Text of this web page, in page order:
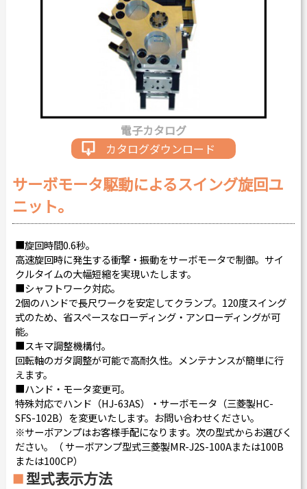
電子カタログ
カタログダウンロード
サーボモータ駆動によるスイング旋回ユ
ニット。
■旋回時間0.6秒。
高速旋回時に発生する衝撃・振動をサーボモータで制御。サイ
クルタイムの大幅短縮を実現いたします。
■シャフトワーク対応。
2個のハンドで長尺ワークを安定してクランプ。120度スイング
式のため、省スペースなローディング・アンローディングが可
能。
■スキマ調整機構付。
回転軸のガタ調整が可能で高耐久性。メンテナンスが簡単に行
えます。
■ハンド・モータ変更可。
特殊対応でハンド（HJ-63AS）・サーボモータ（三菱製HC-
SFS-102B）を変更いたします。お問い合わせください。
※サーボアンプはお客様手配になります。次の型式からお選びく
ださい。（ サーボアンプ型式三菱製MR-J2S-100Aまたは100B
または100CP）
型式表示方法
お問い合わせ
Chinese